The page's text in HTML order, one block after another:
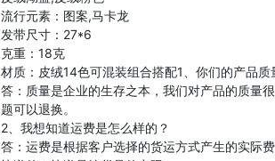
流行元素：图案,马卡龙
发带尺寸：27*6
克重：18克
材质：皮绒14色可混装组合搭配1、你们的产品质
答：质量是企业的生存之本，我们对产品的质量
题可以退换。
2、我想知道运费是怎么样的？
答：运费是根据客户选择的货运方式产生的实际